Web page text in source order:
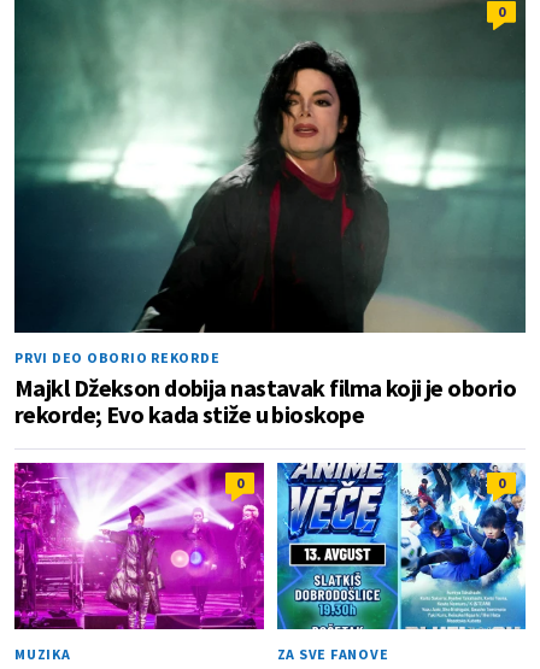
0
PRVI DEO OBORIO REKORDE
Majkl Džekson dobija nastavak filma koji je oborio
rekorde; Evo kada stiže u bioskope
0
MUZIKA
0
ZA SVE FANOVE